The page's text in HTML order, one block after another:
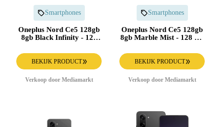
Smartphones
Oneplus Nord Ce5 128gb
8gb Black Infinity - 128
BEKIJK PRODUCT
Verkoop door Mediamarkt
Smartphones
Oneplus Nord Ce5 128gb
8gb Marble Mist - 128 Gb
BEKIJK PRODUCT
Verkoop door Mediamarkt